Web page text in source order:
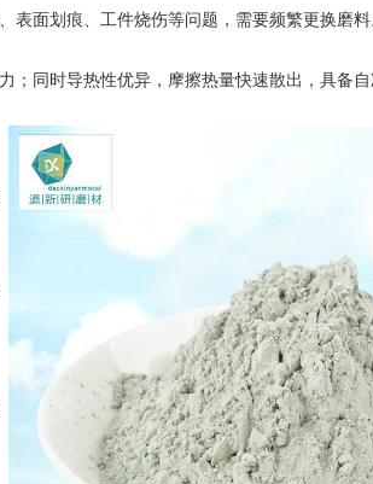
面划痕、工件烧伤等问题，需要频繁更换磨料
同时导热性优异，摩擦热量快速散出，具备